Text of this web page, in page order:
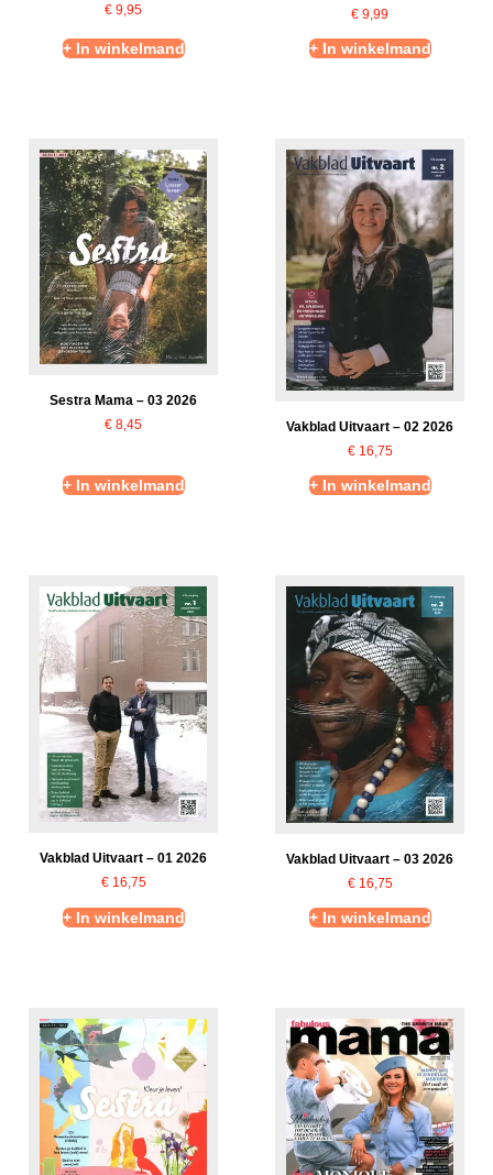
€ 9,95
+ In winkelmand
€ 9,99
+ In winkelmand
Sestra Mama – 03 2026
€ 8,45
+ In winkelmand
Vakblad Uitvaart – 02 2026
€16,75
+ In winkelmand
Vakblad Uitvaart – 01 2026
€16,75
+ In winkelmand
Vakblad Uitvaart – 03 2026
€16,75
+ In winkelmand